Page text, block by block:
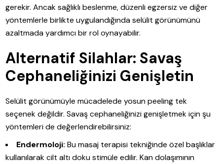
gerekir. Ancak sağlıklı beslenme, düzenli egzersiz ve diğer
yöntemlerle birlikte uygulandığında selülit görünümünü
azaltmada yardımcı bir rol oynayabilir.
Alternatif Silahlar: Savaş
Cephaneliğinizi Genişletin
Selülit görünümüyle mücadelede yosun peeling tek
seçenek değildir. Savaş cephaneliğinizi genişletmek için şu
yöntemleri de değerlendirebilirsiniz:
Endermoloji: Bu masaj terapisi tekniğinde özel başlıklar
kullanılarak cilt altı doku stimüle edilir. Kan dolaşımının